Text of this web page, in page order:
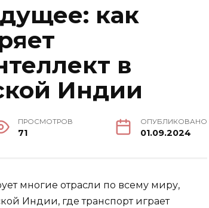
как
в
Индии
ПРОСМОТРОВ
71
ОПУБЛИКОВАНО
01.09.2024
многие отрасли по всему миру,
Индии, где транспорт играет